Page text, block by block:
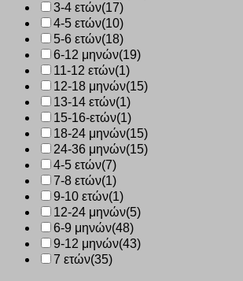
3-4 ετών(17)
4-5 ετών(10)
5-6 ετών(18)
6-12 μηνών(19)
11-12 ετών(1)
12-18 μηνών(15)
13-14 ετών(1)
15-16-ετών(1)
18-24 μηνών(15)
24-36 μηνών(15)
4-5 ετών(7)
7-8 ετών(1)
9-10 ετών(1)
12-24 μηνών(5)
6-9 μηνών(48)
9-12 μηνών(43)
7 ετών(35)